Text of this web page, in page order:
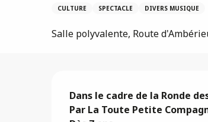
CULTURE SPECTACLE DIVERS MUSIQUE
Salle polyvalente, Route
Description
Dans le cadre de la Ronde
Par La Toute Petite